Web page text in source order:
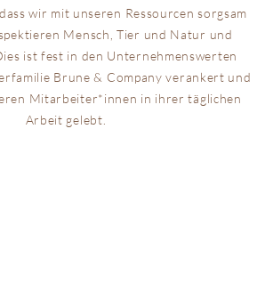
wir mit unseren Ressourcen sorgsam
Mensch, Tier und Natur und
ist fest in den Unternehmenswerten
Brune & Company verankert und
Mitarbeiter*innen in ihrer täglichen
Arbeit gelebt.